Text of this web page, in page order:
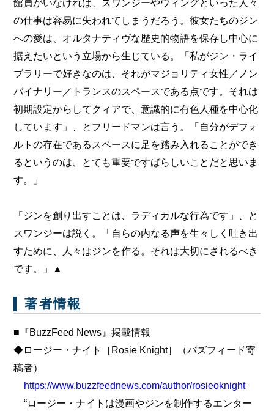
館員がいなければ、スワンジーやウィングといった人々
の仕事は容易に失われてしまうだろう。彼女たちのジン
への愛は、オルタナティヴな歴史的物語を保存し中心に
据えたいという立場から生じている。「私がジン・ライ
ブラリーで好きなのは、それがマジョリティ女性／ノン
バイナリー／トランスのスペースである点です。それは
初期設定からしてクィアで、意識的に有色人種を中心化
しています」、とフリードマンは言う。「自分がデフォ
ルトの存在であるスペースに足を踏み入れることができ
るというのは、とても重要ですばらしいことだと思いま
す。」
「ジンを創り出すことは、ラディカルな行為です」、と
スワンジーは説く。「自らの内なる声を生々しく吐き出
すために、人々はジンを作る。それは大切にされるべき
です。」▲
著者情報
■『BuzzFeed News』掲載情報
◆ロージー・ナイト［Rosie Knight］（バズフィード寄
稿者）
https://www.buzzfeednews.com/author/rosieoknight
“ロージー・ナイトは漫画やジンを制作するエンター